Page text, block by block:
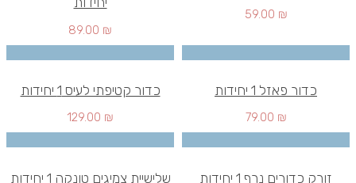
59.00 ₪
89.00 ₪
כדור פאזל 1 יחידות
79.00 ₪
כדור קטיפתי לעיס 1 יחידות
129.00 ₪
זורק כדורים נרף 1 יחידות שלישיית צמיגים טונקה 1 יחידות